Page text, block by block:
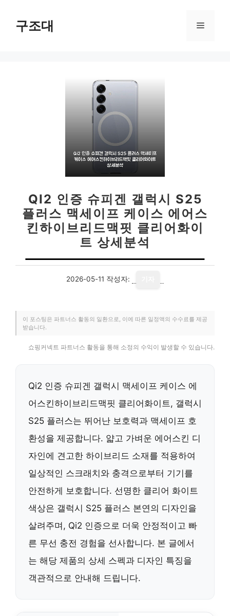
구조대 메
QI2 인증 슈피겐 갤럭시 S25
플러스 맥세이프 케이스 에어스
킨하이브리드맥핏 클리어화이
트 상세분석
2026-05-11 작성자:
이 포스팅은 파트너스 활동의 일환으로, 이에 따른 일정액의 수수료를 제공
받습니다.
쇼핑커넥트 파트너스 활동을 통해 소정의 수익이 발생할 수 있습니다.
Qi2 인증 슈피겐 갤럭시 맥세이프 케이스 에
어스킨하이브리드맥핏 클리어화이트, 갤럭시
S25 플러스는 뛰어난 보호력과 맥세이프 호
환성을 제공합니다. 얇고 가벼운 에어스킨 디
자인에 견고한 하이브리드 소재를 적용하여
일상적인 스크래치와 충격으로부터 기기를
안전하게 보호합니다. 선명한 클리어 화이트
색상은 갤럭시 S25 플러스 본연의 디자인을
살려주며, Qi2 인증으로 더욱 안정적이고 빠
른 무선 충전 경험을 선사합니다. 본 글에서
는 해당 제품의 상세 스펙과 디자인 특징을
객관적으로 안내해 드립니다.